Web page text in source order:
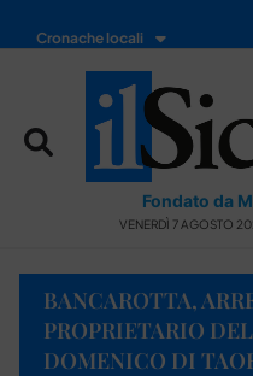
Cronache locali
Fondato da
VENERDÌ 7 AGOSTO
BANCAROTTA,
PROPRIETARIO
DOMENICO DI